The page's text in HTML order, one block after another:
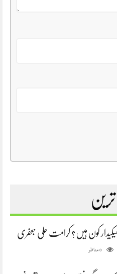
ترین
کون ہیں؟ کرامت علی جعفری
0مناظر